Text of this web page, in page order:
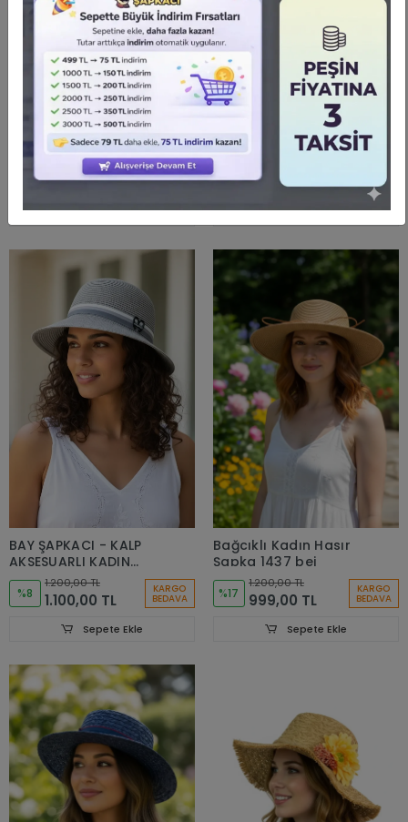
Kadın Plaj Çantası ve
şapka takım pembe
2175 - BAY ŞAPKACI
2.012,50 TL KARGO
BEDAVA
Sepete Ekle
Bay şapkacı - El
Örgülü Bağcıklı Şapka
3874
%12 1.750,00 TL BEDAVA
Sepete Ekle
BAY ŞAPKACI - KALP
AKSESUARLI KADIN
HASIR ŞAPKA 1906
%8
1.200,00 TL
1.100,00 TL
KARGO
BEDAVA
Sepete Ekle
Bağcıklı Kadın Hasır
Şapka 1437 bej
%17
1.200,00 TL
999,00 TL
KARGO
BEDAVA
Sepete Ekle